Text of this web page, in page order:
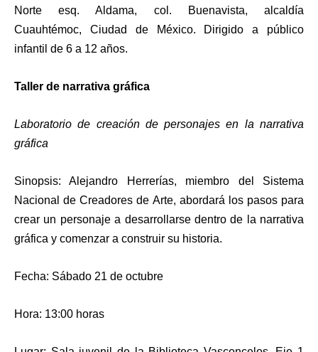
Norte esq. Aldama, col. Buenavista, alcaldía
Cuauhtémoc, Ciudad de México. Dirigido a público
infantil de 6 a 12 años.
Taller de narrativa gráfica
Laboratorio de creación de personajes en la narrativa
gráfica
Sinopsis: Alejandro Herrerías, miembro del Sistema
Nacional de Creadores de Arte, abordará los pasos para
crear un personaje a desarrollarse dentro de la narrativa
gráfica y comenzar a construir su historia.
Fecha: Sábado 21 de octubre
Hora: 13:00 horas